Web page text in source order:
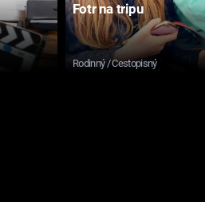
Fotr na tripu
Rodinný / Cestopisný